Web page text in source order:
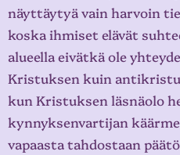
näyttäytyä vain harvoin
koska ihmiset elävät
alueella eivätkä ole
Kristuksen kuin
kun Kristuksen läsnäolo
kynnyksenvartijan
vapaasta tahdostaan